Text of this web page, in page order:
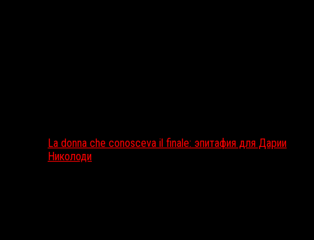
La donna che conosceva il finale: эпитафия для Дарии
Николоди